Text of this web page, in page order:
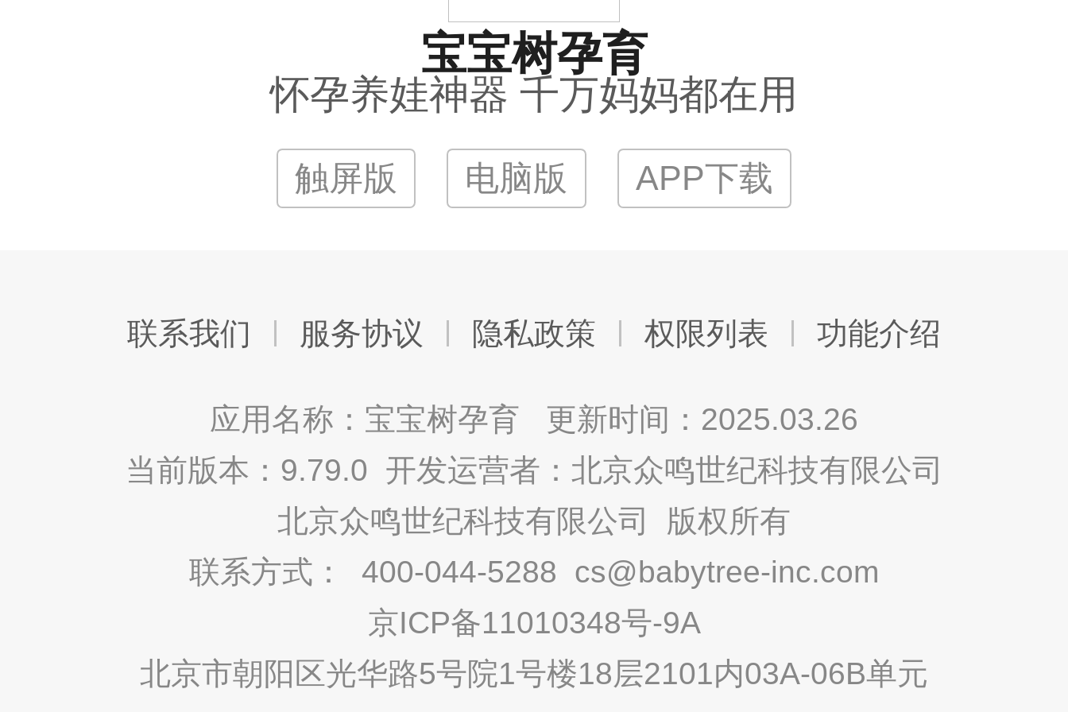
宝宝树孕育
怀孕养娃神器 千万妈妈都在用
触屏版 电脑版 APP下载
联系我们 服务协议 隐私政策 权限列表 功能介绍
应用名称：宝宝树孕育 更新时间：2025.03.26
当前版本：9.79.0 开发运营者：北京众鸣世纪科技有限公司
北京众鸣世纪科技有限公司 版权所有
联系方式： 400-044-5288 cs@babytree-inc.com
京ICP备11010348号-9A
北京市朝阳区光华路5号院1号楼18层2101内03A-06B单元